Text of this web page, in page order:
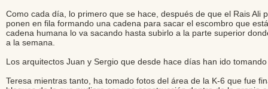
Como cada día, lo primero que se hace, después de que el Rais
ponen en fila formando una cadena para sacar el escombro que
cadena humana lo va sacando hasta subirlo a la parte superior
a la semana.
Los arquitectos Juan y Sergio que desde hace días han ido
Teresa mientras tanto, ha tomado fotos del área de la K-6 que fue